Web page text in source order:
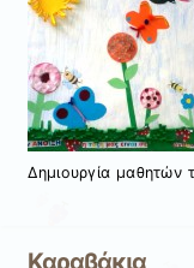
Δημιουργία μαθητών
Καραβάκια